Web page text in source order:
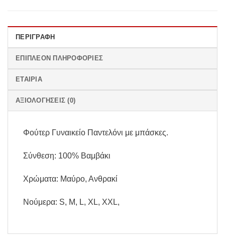
ΠΕΡΙΓΡΑΦΉ
ΕΠΙΠΛΈΟΝ ΠΛΗΡΟΦΟΡΊΕΣ
ΕΤΑΙΡΊΑ
ΑΞΙΟΛΟΓΉΣΕΙΣ (0)
Φούτερ Γυναικείο Παντελόνι με μπάσκες.
Σύνθεση: 100% Βαμβάκι
Χρώματα: Μαύρο, Ανθρακί
Νούμερα: S, M, L, XL, XXL,